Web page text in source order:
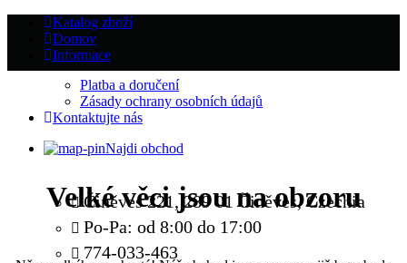
Katalog zboží
Domov
Informace
Platba a doručení
Zásady ochrany osobních údajů
Kontaktujte nás
Najdi obchod
Činěves 221, 289 01 Činěves, Czechia
Po-Pa: od 8:00 do 17:00
774-033-463
Velké věci jsou na obzoru